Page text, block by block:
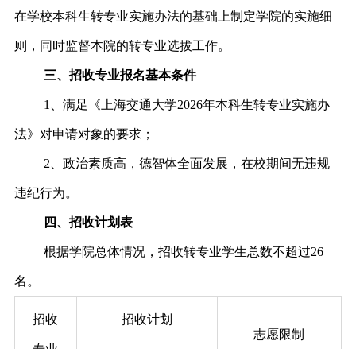
在学校本科生转专业实施办法的基础上制定学院的实施细
则，同时监督本院的转专业选拔工作。
三、招收专业报名基本条件
1、满足《上海交通大学2026年本科生转专业实施办
法》对申请对象的要求；
2、政治素质高，德智体全面发展，在校期间无违规
违纪行为。
四、招收计划表
根据学院总体情况，招收转专业学生总数不超过26
名。
招收
招收计划
志愿限制